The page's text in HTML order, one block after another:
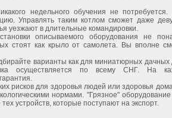
недельного обучения не
Управлять таким котлом сможет даже
уезжают в длительные командировки.
описываемого оборудования не
стоят как крыло от самолета. Вы вполне
варианты как для миниатюрных дачных
осуществляется по всему СНГ. На
рисков для здоровья людей или здоровья
нормами. "Грязное"
устройств, которые поступают на экспорт.